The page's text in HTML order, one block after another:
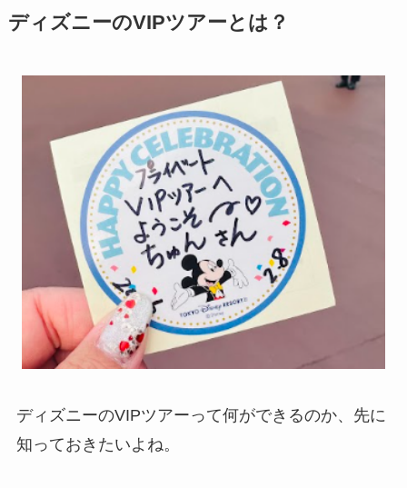
ディズニーのVIPツアーとは？
ディズニーのVIPツアーって何ができるのか、先に
知っておきたいよね。